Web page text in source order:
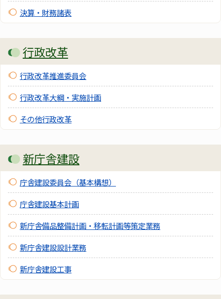
決算・財務諸表
行政改革
行政改革推進委員会
行政改革大綱・実施計画
その他行政改革
新庁舎建設
庁舎建設委員会（基本構想）
庁舎建設基本計画
新庁舎備品整備計画・移転計画等策定業務
新庁舎建設設計業務
新庁舎建設工事